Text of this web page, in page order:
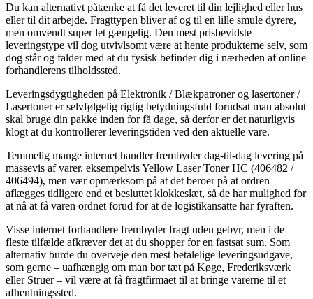
Du kan alternativt påtænke at få det leveret til din lejlighed eller hus
eller til dit arbejde. Fragttypen bliver af og til en lille smule dyrere,
men omvendt super let gængelig. Den mest prisbevidste
leveringstype vil dog utvivlsomt være at hente produkterne selv, som
dog står og falder med at du fysisk befinder dig i nærheden af online
forhandlerens tilholdssted.
Leveringsdygtigheden på Elektronik / Blækpatroner og lasertoner /
Lasertoner er selvfølgelig rigtig betydningsfuld forudsat man absolut
skal bruge din pakke inden for få dage, så derfor er det naturligvis
klogt at du kontrollerer leveringstiden ved den aktuelle vare.
Temmelig mange internet handler frembyder dag-til-dag levering på
massevis af varer, eksempelvis Yellow Laser Toner HC (406482 /
406494), men vær opmærksom på at det beroer på at ordren
aflægges tidligere end et besluttet klokkeslæt, så de har mulighed for
at nå at få varen ordnet forud for at de logistikansatte har fyraften.
Visse internet forhandlere frembyder fragt uden gebyr, men i de
fleste tilfælde afkræver det at du shopper for en fastsat sum. Som
alternativ burde du overveje den mest betalelige leveringsudgave,
som gerne – uafhængig om man bor tæt på Køge, Frederiksværk
eller Struer – vil være at få fragtfirmaet til at bringe varerne til et
afhentningssted.